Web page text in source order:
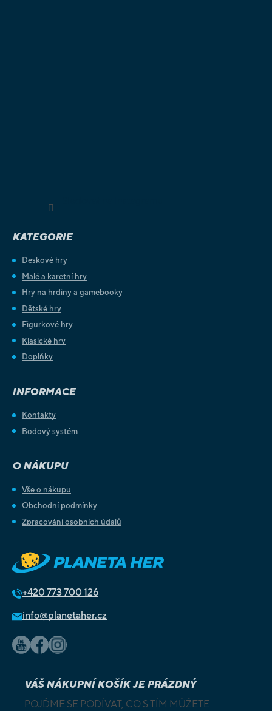
KATEGORIE
Deskové hry
Malé a karetní hry
Hry na hrdiny a gamebooky
Dětské hry
Figurkové hry
Klasické hry
Doplňky
INFORMACE
Kontakty
Bodový systém
O NÁKUPU
Vše o nákupu
Obchodní podmínky
Zpracování osobních údajů
+420 773 700 126
info@planetaher.cz
VÁŠ NÁKUPNÍ KOŠÍK JE PRÁZDNÝ
POJĎME SE PODÍVAT, CO S TÍM MŮŽETE